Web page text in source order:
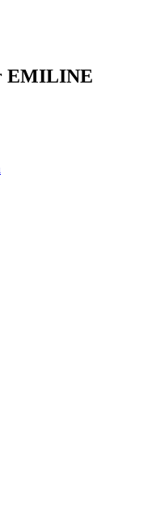
EMILINE